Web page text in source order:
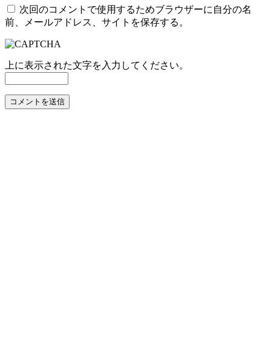
次回のコメントで使用するためブラウザーに自分の名
前、メールアドレス、サイトを保存する。
上に表示された文字を入力してください。